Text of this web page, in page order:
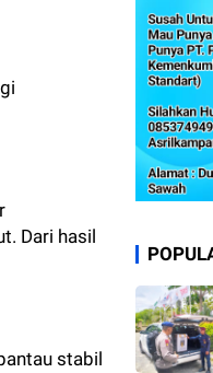
Dari hasil
stabil